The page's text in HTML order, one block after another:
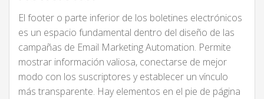
El footer o parte inferior de los boletines electrónicos
es un espacio fundamental dentro del diseño de las
campañas de Email Marketing Automation. Permite
mostrar información valiosa, conectarse de mejor
modo con los suscriptores y establecer un vínculo
más transparente. Hay elementos en el pie de página